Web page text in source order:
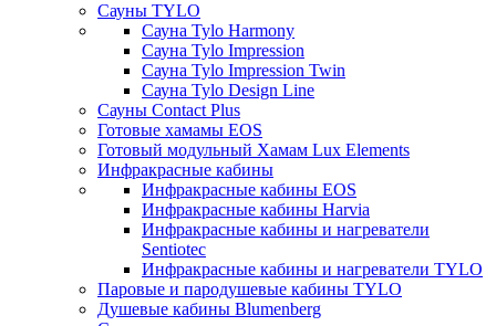
Сауны TYLO
Сауна Tylo Harmony
Сауна Tylo Impression
Сауна Tylo Impression Twin
Сауна Tylo Design Line
Сауны Contact Plus
Готовые хамамы EOS
Готовый модульный Хамам Lux Elements
Инфракрасные кабины
Инфракрасные кабины EOS
Инфракрасные кабины Harvia
Инфракрасные кабины и нагреватели
Sentiotec
Инфракрасные кабины и нагреватели TYLO
Паровые и пародушевые кабины TYLO
Душевые кабины Blumenberg